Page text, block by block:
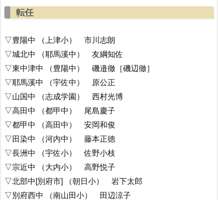
転任
▽豊陽中 （上津小） 市川志朗
▽城北中 （耶馬溪中） 友綱知佐
▽東中津中 （豊陽中） 磯邉徹［磯辺徹］
▽耶馬溪中 （宇佐中） 原公正
▽山国中 （志成学園） 西村光博
▽高田中 （都甲中） 尾島慶子
▽都甲中 （高田中） 安岡和俊
▽田染中 （河内中） 藤本正徳
▽長洲中 （宇佐小） 佐野小枝
▽宗近中 （大内小） 高野悦子
▽北部中[別府市] （朝日小） 岩下太郎
▽別府西中 （南山田小） 田辺涼子